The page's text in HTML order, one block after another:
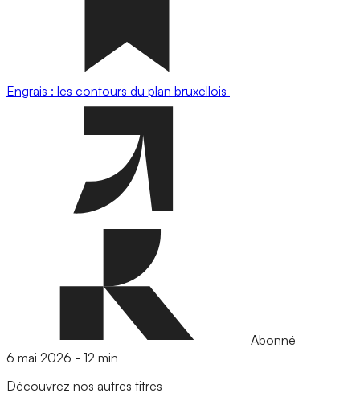
Engrais : les contours du plan bruxellois
Abonné
6 mai 2026 - 12 min
Découvrez nos autres titres